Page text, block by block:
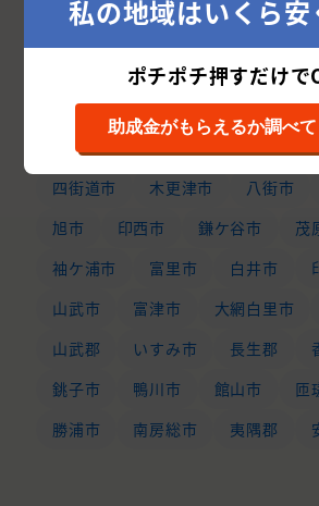
千葉県の市区町村から外壁
船橋市 松戸市 市
市原市
八千代市 佐倉市
習志野市
流山市 我孫子市
四街道市
木更津市 八街市
旭市
印西市 鎌ケ谷市 茂
袖ケ浦市
富里市 白井市
山武市
富津市 大網白里市
山武郡
いすみ市 長生郡
銚子市
鴨川市 館山市 匝
勝浦市
南房総市 夷隅郡
私の地域はいくら安
ポチポチ押すだけで
助成金がもらえるか調べて